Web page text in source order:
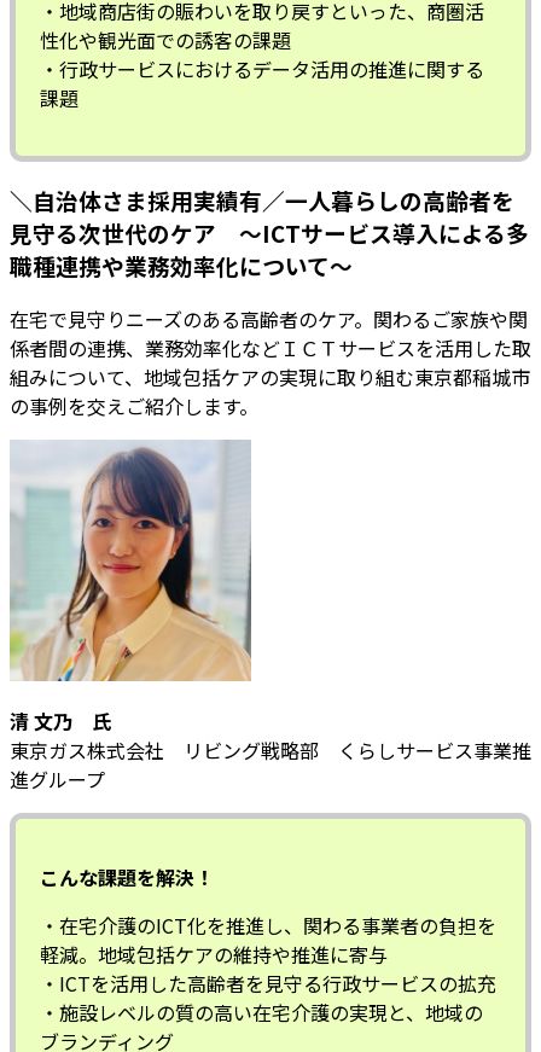
・地域商店街の賑わいを取り戻すといった、商圏活
性化や観光面での誘客の課題
・行政サービスにおけるデータ活用の推進に関する
課題
＼自治体さま採用実績有／一人暮らしの高齢者を
見守る次世代のケア ～ICTサービス導入による多
職種連携や業務効率化について～
在宅で見守りニーズのある高齢者のケア。関わるご家族や関
係者間の連携、業務効率化などＩＣＴサービスを活用した取
組みについて、地域包括ケアの実現に取り組む東京都稲城市
の事例を交えご紹介します。
清 文乃 氏
東京ガス株式会社 リビング戦略部 くらしサービス事業推
進グループ
こんな課題を解決！
・在宅介護のICT化を推進し、関わる事業者の負担を
軽減。地域包括ケアの維持や推進に寄与
・ICTを活用した高齢者を見守る行政サービスの拡充
・施設レベルの質の高い在宅介護の実現と、地域の
ブランディング